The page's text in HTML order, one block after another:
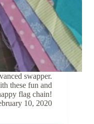
swapper.
these fun and
flag chain!
10, 2020